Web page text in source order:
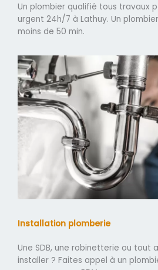
Un plombier qualifié tous travaux
urgent 24h/7 à Lathuy. Un
moins de 50 min.
Installation plomberie
Une SDB, une robinetterie ou tout
installer ? Faites appel à un